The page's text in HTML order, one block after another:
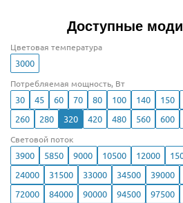
Доступные
Цветовая температура
3000
Потребляемая мощность, Вт
30 45 60 70 80 100 140 150
260
280 320 420 480 560 600
Световой поток
3900 5850 9000 10500 12000
24000
31500 33000 34500 39000
72000
84000 90000 94500 97500